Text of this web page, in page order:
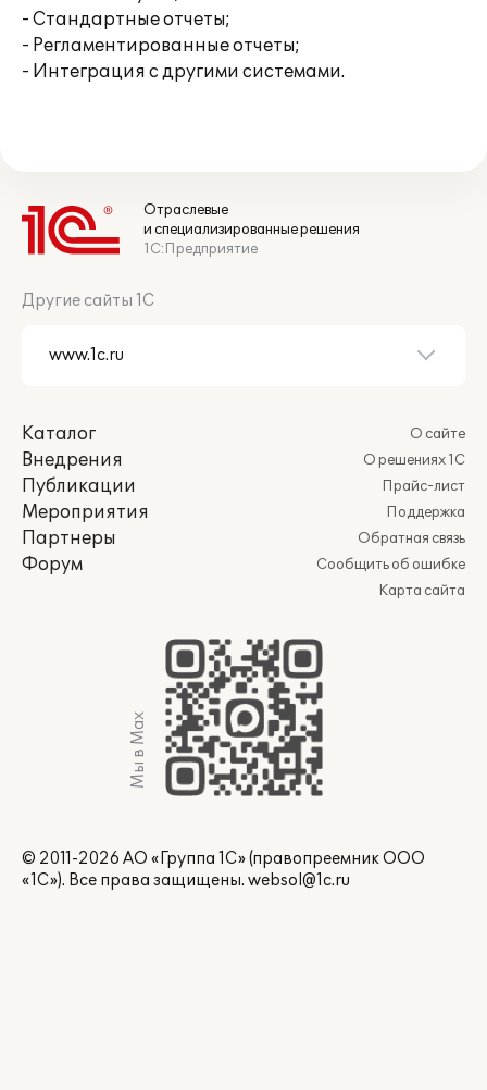
- Стандартные отчеты;
- Регламентированные отчеты;
- Интеграция с другими системами.
Отраслевые
и специализированные решения
1С:Предприятие
Другие сайты 1С
Каталог
Внедрения
Публикации
Мероприятия
Партнеры
Форум
О сайте
О решениях 1С
Прайс-лист
Поддержка
Обратная связь
Сообщить об ошибке
Карта сайта
Мы в Max
© 2011-2026 АО «Группа 1С» (правопреемник ООО
«1С»). Все права защищены. websol@1c.ru